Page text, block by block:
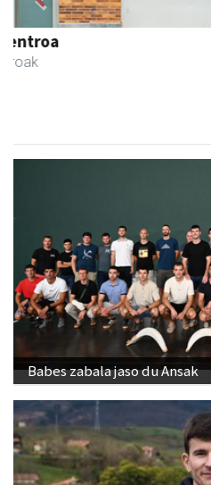
Osane belar eta eko denda
Urnieta
Previous
Babes zabala jaso du Ansak